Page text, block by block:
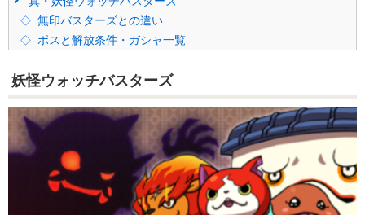
無印バスターズとの違い
ボスと解放条件・ガシャ一覧
妖怪ウォッチバスターズ